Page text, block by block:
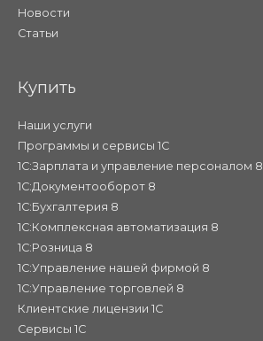
Новости
Статьи
Купить
Наши услуги
Программы и сервисы 1С
1С:Зарплата и управление персоналом 8
1С:Документооборот 8
1С:Бухгалтерия 8
1С:Комплексная автоматизация 8
1С:Розница 8
1С:Управление нашей фирмой 8
1С:Управление торговлей 8
Клиентские лицензии 1С
Сервисы 1С